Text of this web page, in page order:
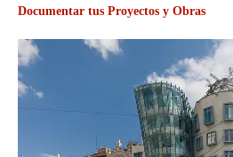
Documentar tus Proyectos y Obras